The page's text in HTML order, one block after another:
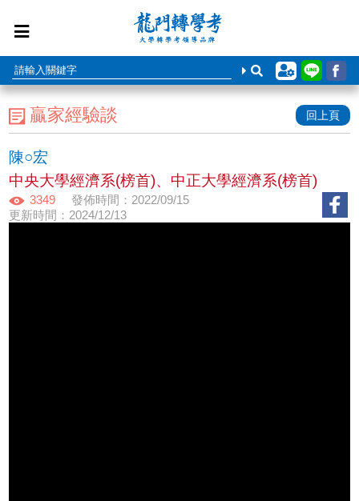
贏家經驗談 回上頁
陳○宏
中央大學經濟系(榜首)、中正大學經濟系(榜首)
3349
發佈時間：2022/09/15
更新時間：2024/12/13